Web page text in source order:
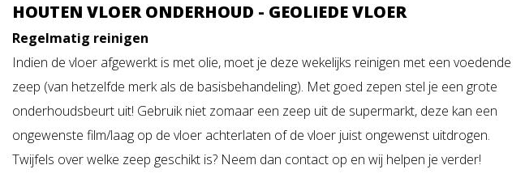
HOUTEN VLOER ONDERHOUD - GEOLIEDE VLOER
Regelmatig reinigen
Indien de vloer afgewerkt is met olie, moet je deze wekelijks reinigen met een voedende
zeep (van hetzelfde merk als de basisbehandeling). Met goed zepen stel je een grote
onderhoudsbeurt uit! Gebruik niet zomaar een zeep uit de supermarkt, deze kan een
ongewenste film/laag op de vloer achterlaten of de vloer juist ongewenst uitdrogen.
Twijfels over welke zeep geschikt is? Neem dan contact op en wij helpen je verder!